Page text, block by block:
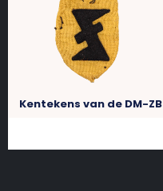
Kentekens van de DM-ZB